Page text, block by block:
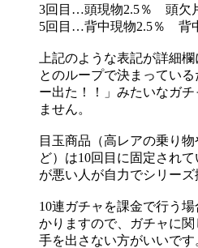
3回目…頭現物2.5％ 頭欠
5回目…背中現物2.5％ 背
上記のような表記が詳細
とのループで決まってい
ー出た！！」みたいなガ
ません。
目玉商品（高レアの乗り
ど）は10回目に固定され
が悪い人が自力でシリー
10連ガチャを課金で行う
かりますので、ガチャに
手を出さない方がいいです